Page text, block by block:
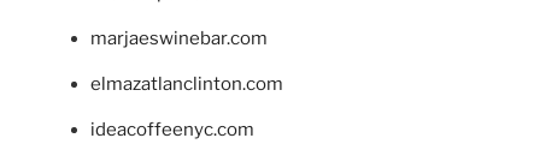
marjaeswinebar.com
elmazatlanclinton.com
ideacoffeenyc.com